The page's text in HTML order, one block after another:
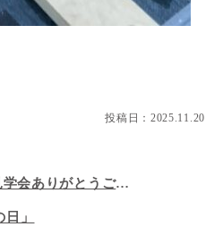
投稿日： 2025.11.20
がとうございました！
」